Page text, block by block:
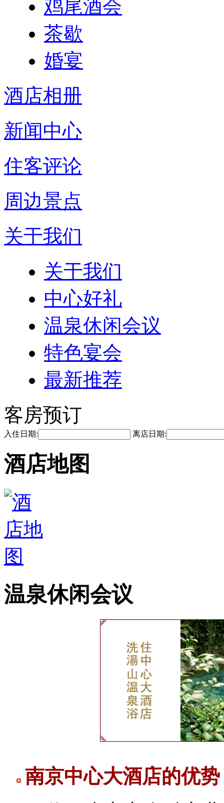
鸡尾酒会
茶歇
婚宴
酒店相册
新闻中心
住客评论
周边景点
关于我们
关于我们
中心好礼
温泉休闲会议
特色宴会
最新推荐
客房预订
入住日期: 离店日期:
酒店地图
温泉休闲会议
南京中心大酒店的优势